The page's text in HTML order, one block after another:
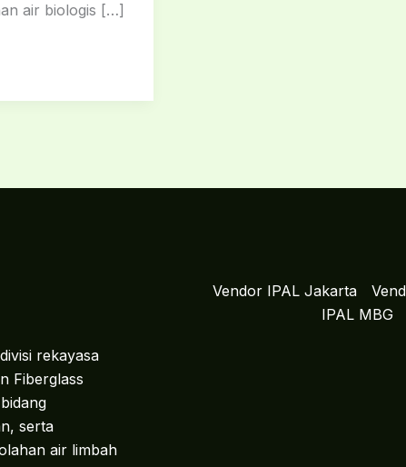
air biologis […]
rekayasa
Fiberglass
serta
air limbah
Vendor IPAL Jakarta
IPAL MBG